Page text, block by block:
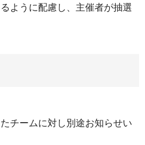
うに配慮し、主催者が抽選
チームに対し別途お知らせい